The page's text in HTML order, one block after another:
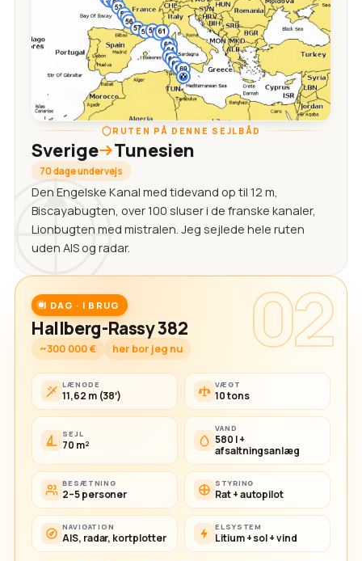
RUTEN PÅ DENNE SEJLBÅD
Sverige Tunesien
70 dage undervejs
Den Engelske Kanal med tidevand op til 12 m,
Biscayabugten, over 100 sluser i de franske kanaler,
Lionbugten med mistralen. Jeg sejlede hele ruten
uden AIS og radar.
02
I DAG · I BRUG
Hallberg-Rassy 382
~300 000 € her bor jeg nu
LÆNGDE
11,62 m (38′)
VÆGT
10 tons
SEJL
70 m²
VAND
580 l +
afsaltningsanlæg
BESÆTNING
2–5 personer
STYRING
Rat + autopilot
NAVIGATION
AIS, radar, kortplotter
ELSYSTEM
Litium + sol + vind